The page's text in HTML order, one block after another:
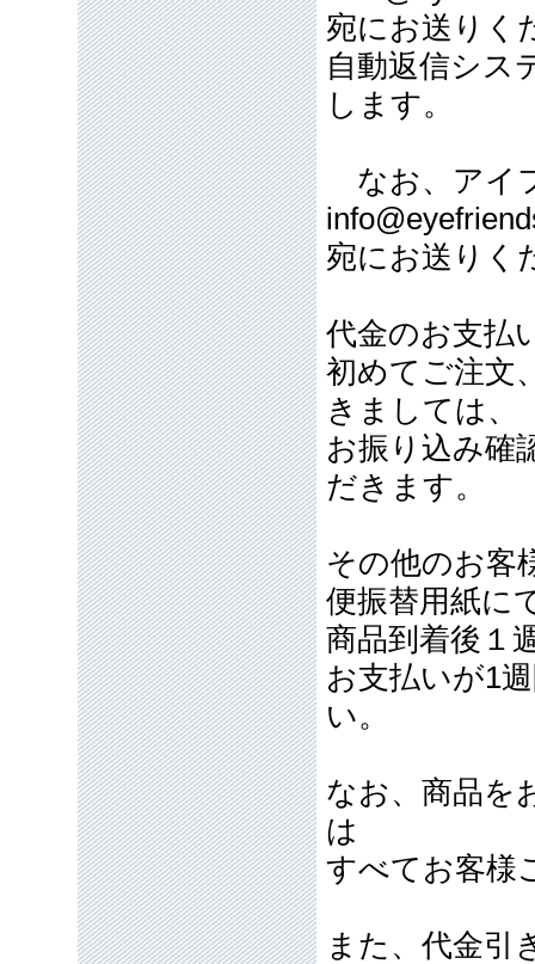
宛にお送りく
自動返信シス
します。
なお、アイ
宛にお送りく
代金のお支払
初めてご注文
きましては、
お振り込み確
だきます。
その他のお客
便振替用紙に
商品到着後１
お支払いが1
い。
なお、商品を
は
すべてお客様
また、代金引